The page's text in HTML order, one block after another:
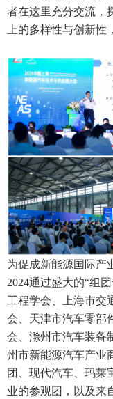
者在这里充分交流，
上的多样性与创新
为促成新能源国际产
2024通过盛大的“组
工程学会、上海市交
会、天津市汽车零部
会、滁州市汽车装备
州市新能源汽车产业
团、现代汽车、玛莱
业的参观团，以及来